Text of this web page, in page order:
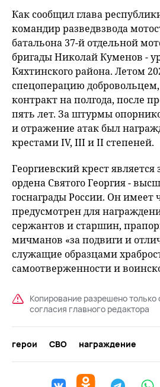
Как сообщил глава
командир разведвзвода
батальона 37-й отдельной
бригады Николай Куменов -
Кяхтинского района. Летом
спецоперацию
контракт на полгода, после
пять лет. За штурмы
и отражение атак был
крестами IV, III и II степеней.
Георгиевский крест
ордена Святого Георгия -
госнаграды России. Он имеет
предусмотрен для
сержантов и старшин,
мичманов «за подвиги и
служащие образцами
самоотверженности и
Копирование разрешено только
согласия главного редактора
герои СВО награждение